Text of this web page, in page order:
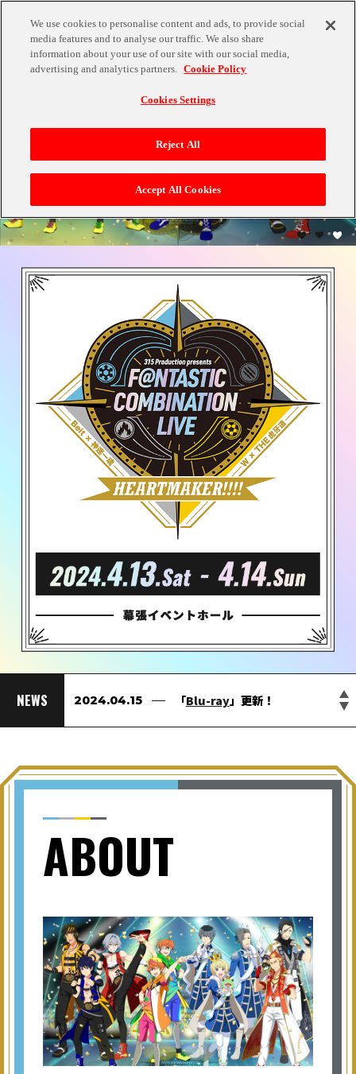
NEWS 2024.04.15 「Blu-ray」更新！
2024.04.10 「 SCHEDULE&TICKET
新！
2024.03.27 「 STREAMING 」「
N」「Q&A」更新！
2024.03.26 「GOODS」更新！
2024.03.19 「SCHEDULE&TICKET
新！
2024.03.14 「 SCHEDULE&TICKET
新！
2024.02.08 「 SCHEDULE&TICKET
新！
2024.01.25
公式グッズ事前販売中！
2024年1月28日(日)まで
2024.01.10 「SCHEDULE&TICKET
新！
2023.11.19 公式サイトオープン
ABOUT
We use cookies to personalise content and ads, to provide social
media features and to analyse our traffic. We also share
information about your use of our site with our social media,
advertising and analytics partners. Cookie Policy
Cookies Settings
Reject All
Accept All Cookies